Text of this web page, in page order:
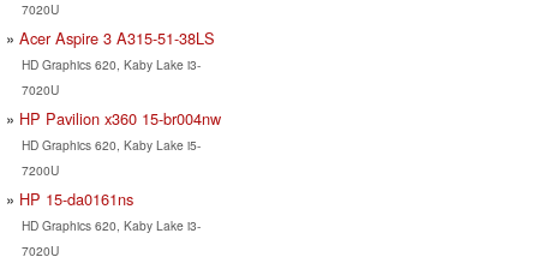
7020U
Acer Aspire 3 A315-51-38LS
HD Graphics 620, Kaby Lake i3-
7020U
HP Pavilion x360 15-br004nw
HD Graphics 620, Kaby Lake i5-
7200U
HP 15-da0161ns
HD Graphics 620, Kaby Lake i3-
7020U